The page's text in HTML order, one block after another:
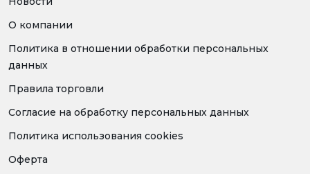
О компании
Политика в отношении обработки персональных
данных
Правила торговли
Согласие на обработку персональных данных
Политика использования cookies
Оферта